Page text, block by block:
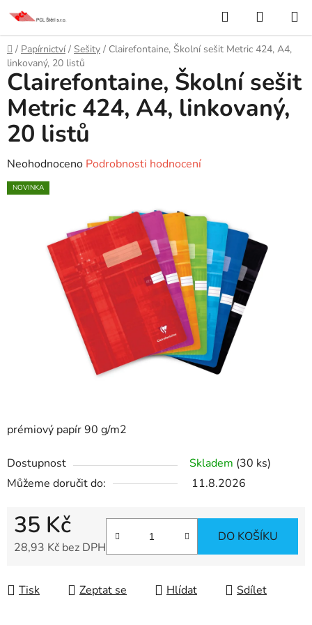
Přejít
obsah
Hledat
KOŠÍK
Domů
/ Papírnictví / Sešity / Clairefontaine, Školní sešit Metric 424, A4,
linkovaný, 20 listů
prémiový papír 90 g/m2
Dostupnost Skladem (30 ks)
Můžeme doručit do:
11.8.2026
35 Kč
28,93 Kč bez DPH
DO KOŠÍKU
Tisk Zeptat se Hlídat Sdílet
Clairefontaine, Školní sešit
Metric 424, A4, linkovaný,
20 listů
Průměrné
hodnocení
Neohodnoceno Podrobnosti hodnocení
NOVINKA